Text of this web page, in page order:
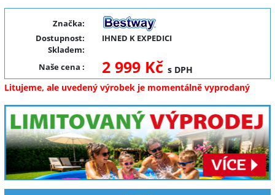
Značka:
Dostupnost:
IHNED K EXPEDICI
Skladem:
Naše cena : 2 999 Kč s DPH
Litujeme, ale uvedený výrobek je momentálně vyprodaný